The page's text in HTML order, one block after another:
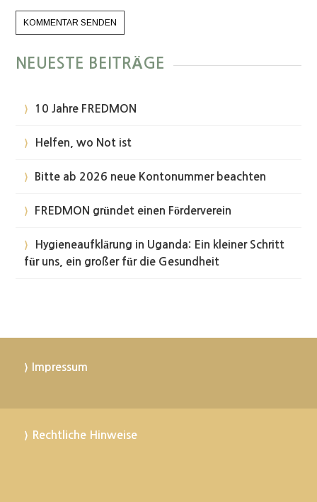
NEUESTE BEITRÄGE
10 Jahre FREDMON
Helfen, wo Not ist
Bitte ab 2026 neue Kontonummer beachten
FREDMON gründet einen Förderverein
Hygieneaufklärung in Uganda: Ein kleiner Schritt
für uns, ein großer für die Gesundheit
Impressum
Rechtliche Hinweise